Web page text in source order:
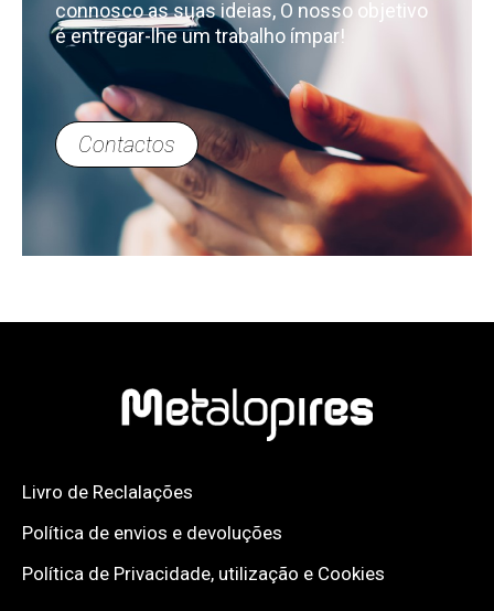
connosco as suas ideias, O nosso objetivo
é entregar-lhe um trabalho ímpar!
Contactos
Livro de Reclalações
Política de envios e devoluções
Política de Privacidade, utilização e Cookies